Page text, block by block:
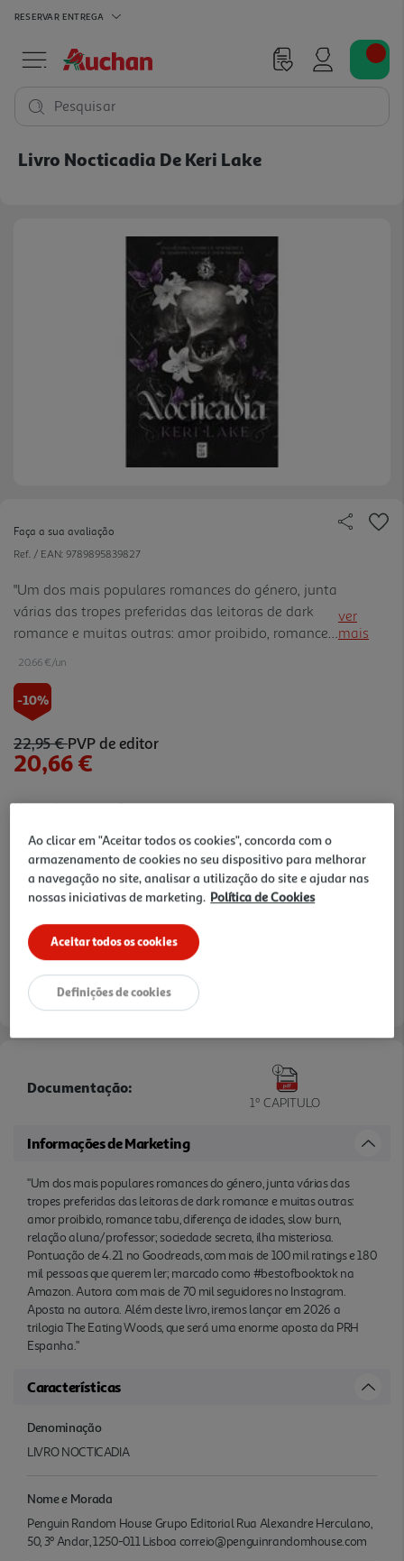
RESERVAR ENTREGA
Pesquisar
Livro Nocticadia De Keri Lake
Faça a sua avaliação
Ref. / EAN: 9789895839827
"Um dos mais populares romances do género, junta
várias das tropes preferidas das leitoras de dark
romance e muitas outras: amor proibido, romance
tabu, diferença de idades, slow burn, relação
Pontuação de 4.21 no Goodreads, com mais de 100
mil ratings e 180 mil pessoas que querem ler;
marcado como #bestofbooktok na Amazon.
Autora com mais de 70 mil seguidores no
iremos lançar em 2026 a trilogia The Eating
Espanha."
ver
mais
20.66 €/un
-10%
22,95 €PVP de editor
20,66 €
Notas de preparação
Documentação:
1º CAPITULO
Informações de Marketing
"Um dos mais populares romances do género, junta várias das
tropes preferidas das leitoras de dark romance e muitas outras:
amor proibido, romance tabu, diferença de idades, slow burn,
relação aluna/professor; sociedade secreta, ilha misteriosa.
Pontuação de 4.21 no Goodreads, com mais de 100 mil ratings e 180
mil pessoas que querem ler; marcado como #bestofbooktok na
Amazon. Autora com mais de 70 mil seguidores no Instagram.
Aposta na autora. Além deste livro, iremos lançar em 2026 a
trilogia The Eating Woods, que será uma enorme aposta da PRH
Espanha."
Características
Denominação
LIVRO NOCTICADIA
Nome e Morada
Penguin Random House Grupo Editorial Rua Alexandre Herculano,
50, 3º Andar, 1250-011 Lisboa correio@penguinrandomhouse.com
Ao clicar em "Aceitar todos os cookies", concorda com o
armazenamento de cookies no seu dispositivo para melhorar
a navegação no site, analisar a utilização do site e ajudar nas
nossas iniciativas de marketing. Política de Cookies
Aceitar todos os cookies
Definições de cookies